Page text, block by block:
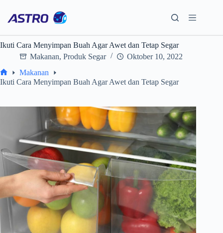
content
Ikuti Cara Menyimpan Buah Agar Awet dan Tetap Segar
Makanan, Produk Segar Oktober 10, 2022
Home
Makanan
Ikuti Cara Menyimpan Buah Agar Awet dan Tetap Segar